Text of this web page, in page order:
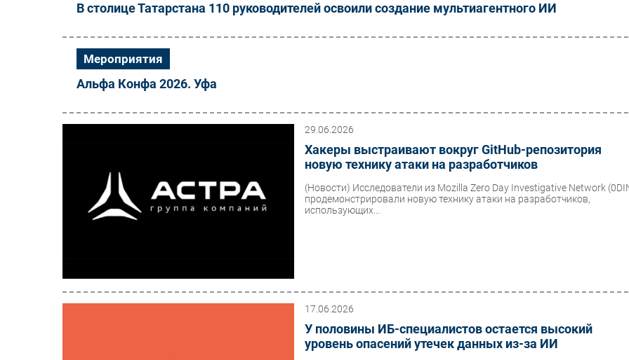
В столице Татарстана 110 руководителей освоили создание мультиагентного ИИ
Мероприятия
Альфа Конфа 2026. Уфа
29.06.2026
Хакеры выстраивают вокруг GitHub-репозитория
новую технику атаки на разработчиков
(Новости) Исследователи из Mozilla Zero Day Investigative Network
продемонстрировали новую технику атаки на разработчиков,
использующих...
17.06.2026
У половины ИБ-специалистов остается высокий
уровень опасений утечек данных из-за ИИ